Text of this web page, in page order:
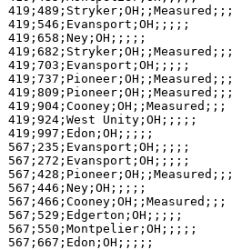
419;489;Stryker;OH;;Measured;;;
419;546;Evansport;OH;;;;;
419;658;Ney;OH;;;;;
419;682;Stryker;OH;;Measured;;;
419;703;Evansport;OH;;;;;
419;737;Pioneer;OH;;Measured;;;
419;809;Pioneer;OH;;Measured;;;
419;904;Cooney;OH;;Measured;;;
419;924;West Unity;OH;;;;;
419;997;Edon;OH;;;;;
567;235;Evansport;OH;;;;;
567;272;Evansport;OH;;;;;
567;428;Pioneer;OH;;Measured;;;
567;446;Ney;OH;;;;;
567;466;Cooney;OH;;Measured;;;
567;529;Edgerton;OH;;;;;
567;550;Montpelier;OH;;;;;
567;667;Edon;OH;;;;;